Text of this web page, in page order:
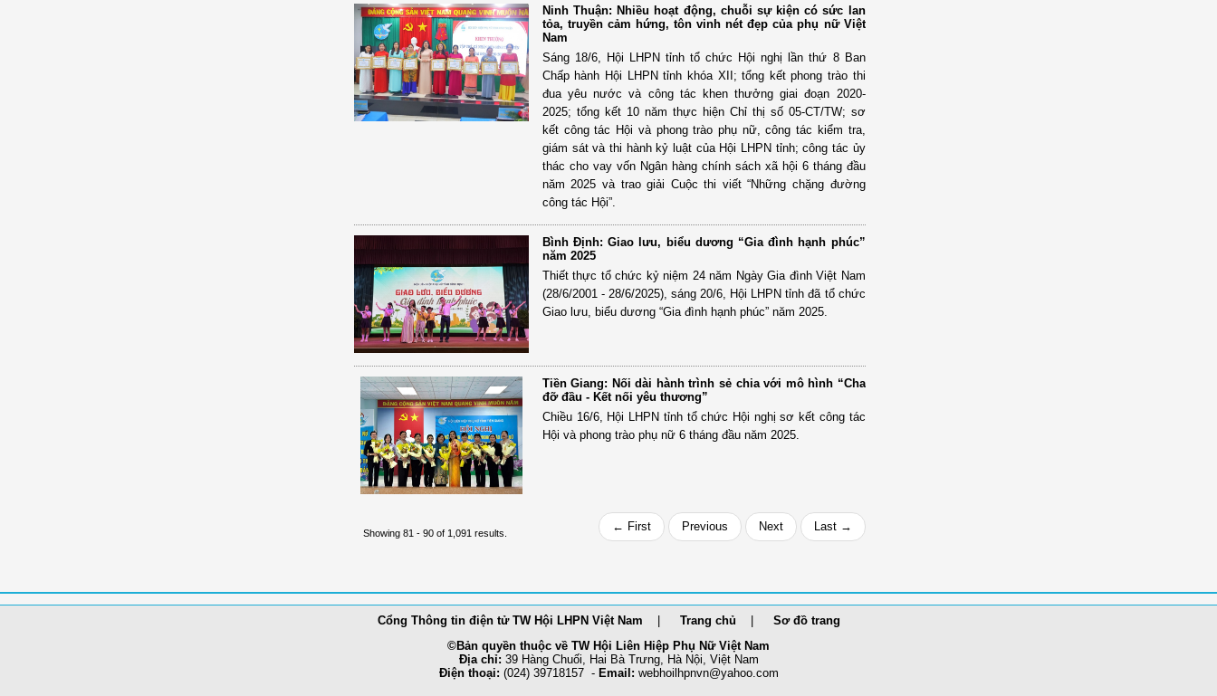
Ninh Thuận: Nhiều hoạt động, chuỗi sự kiện có sức lan
tỏa, truyền cảm hứng, tôn vinh nét đẹp của phụ nữ Việt
Nam
Sáng 18/6, Hội LHPN tỉnh tổ chức Hội nghị lần thứ 8 Ban
Chấp hành Hội LHPN tỉnh khóa XII; tổng kết phong trào thi
đua yêu nước và công tác khen thưởng giai đoạn 2020-
2025; tổng kết 10 năm thực hiện Chỉ thị số 05-CT/TW; sơ
kết công tác Hội và phong trào phụ nữ, công tác kiểm tra,
giám sát và thi hành kỷ luật của Hội LHPN tỉnh; công tác ủy
thác cho vay vốn Ngân hàng chính sách xã hội 6 tháng đầu
năm 2025 và trao giải Cuộc thi viết “Những chặng đường
công tác Hội”.
Bình Định: Giao lưu, biểu dương “Gia đình hạnh phúc”
năm 2025
Thiết thực tổ chức kỷ niệm 24 năm Ngày Gia đình Việt Nam
(28/6/2001 - 28/6/2025), sáng 20/6, Hội LHPN tỉnh đã tổ chức
Giao lưu, biểu dương “Gia đình hạnh phúc” năm 2025.
Tiền Giang: Nối dài hành trình sẻ chia với mô hình “Cha
đỡ đầu - Kết nối yêu thương”
Chiều 16/6, Hội LHPN tỉnh tổ chức Hội nghị sơ kết công tác
Hội và phong trào phụ nữ 6 tháng đầu năm 2025.
Showing 81 - 90 of 1,091 results. ← First Previous Next Last →
Cổng Thông tin điện tử TW Hội LHPN Việt Nam Trang chủ
Sơ đồ trang
©Bản quyền thuộc về TW Hội Liên Hiệp Phụ Nữ Việt Nam
Địa chỉ: 39 Hàng Chuối, Hai Bà Trưng, Hà Nội, Việt Nam
Điện thoại: (024) 39718157 - Email: webhoilhpnvn@yahoo.com